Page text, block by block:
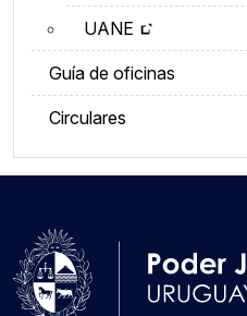
UANE
Guía de oficinas
Circulares